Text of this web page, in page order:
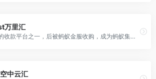
万里汇
亚马逊推荐的收款平台之一，后被蚂蚁金服收购，成为蚂蚁集团旗下子品牌
中云汇